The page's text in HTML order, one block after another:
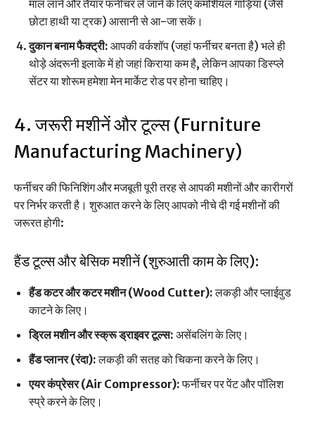
माल लाने और तैयार फर्नीचर ले जाने के लिए कमर्शियल गाड़ियां (जैसे
छोटा हाथी या ट्रक) आसानी से आ-जा सकें।
दुकान बनाम फैक्ट्री: आपकी वर्कशॉप (जहां फर्नीचर बनता है) भले ही
थोड़े अंदरूनी इलाके में हो जहां किराया कम है, लेकिन आपका डिस्प्ले
सेंटर या शोरूम हमेशा मेन मार्केट रोड पर होना चाहिए।
4. जरूरी मशीनें और टूल्स (Furniture
Manufacturing Machinery)
फर्नीचर की फिनिशिंग और मजबूती पूरी तरह से आपकी मशीनों और कारीगरों
पर निर्भर करती है। शुरुआत करने के लिए आपको नीचे दी गई मशीनों की
जरूरत होगी:
हैंड टूल्स और बेसिक मशीनें (शुरुआती काम के लिए):
हैंड कटर और कटर मशीन (Wood Cutter):लकड़ी और प्लाईवुड
काटने के लिए।
ड्रिल मशीन और स्क्रू ड्राइवर टूल्स: असेंबलिंग के लिए।
हैंड प्लानर (रंदा):लकड़ी की सतह को चिकना करने के लिए।
एयर कंप्रेसर (Air Compressor):फर्नीचर पर पेंट और पॉलिश
स्प्रे करने के लिए।